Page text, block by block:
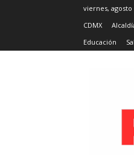
viernes, agosto
CDMX
Educación